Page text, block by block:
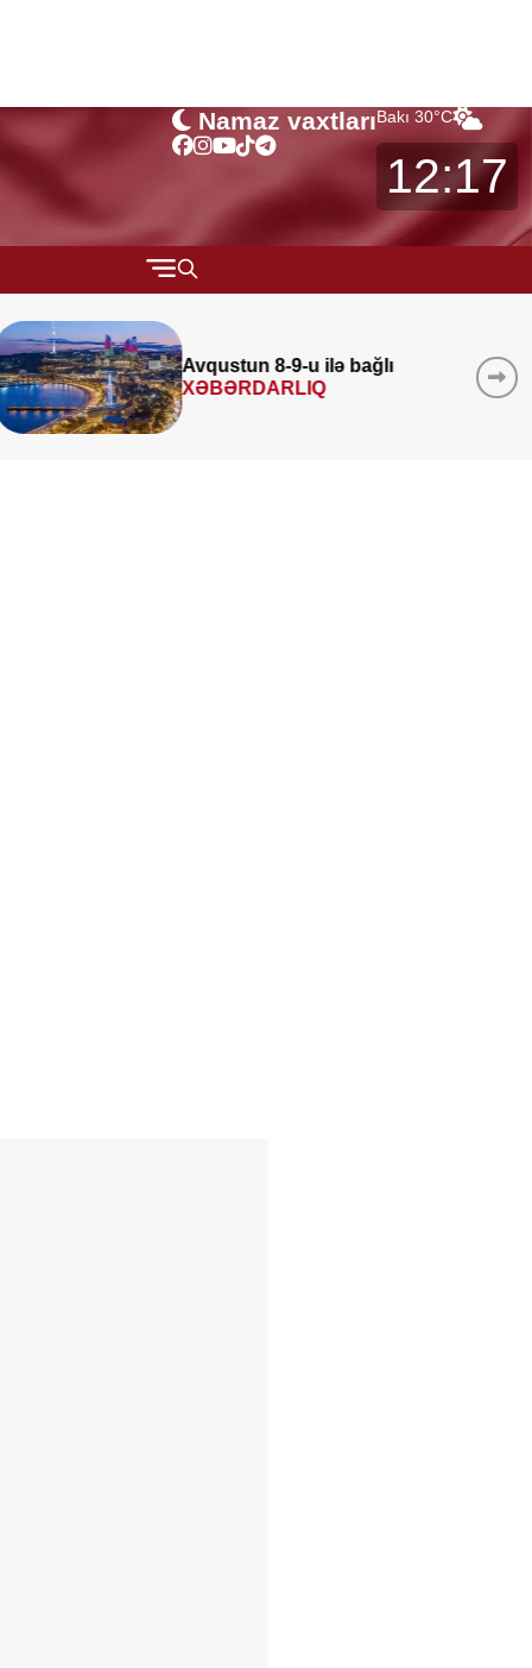
Namaz vaxtlarıBakı 30°C
12:17
MÜSAHİBƏ
MARAQLI
Azad edilmiş ərazilərində 340
layihəicra edilib